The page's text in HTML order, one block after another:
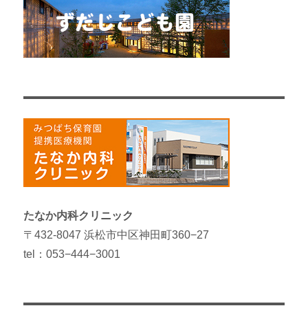
たなか内科クリニック
〒432-8047 浜松市中区神田町360−27
tel：053−444−3001